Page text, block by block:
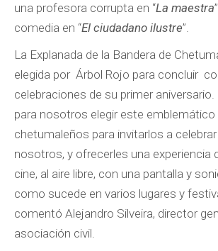
una profesora corrupta en “La maestra
comedia en “El ciudadano ilustre”.
La Explanada de la Bandera de
elegida por Árbol Rojo para concluir
celebraciones de su primer aniversario.
para nosotros elegir este emblemático
chetumaleños para invitarlos a
nosotros, y ofrecerles una experiencia
cine, al aire libre, con una pantalla y
como sucede en varios lugares y
comentó Alejandro Silveira, director
asociación civil.